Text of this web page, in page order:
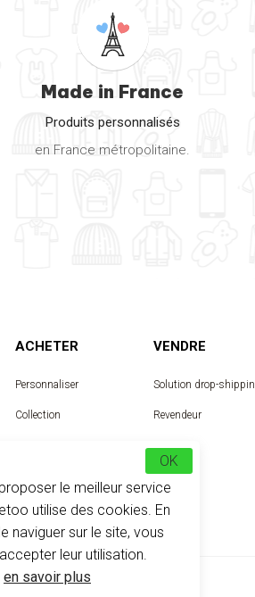
Made in France
Produits personnalisés
en France métropolitaine.
ACHETER
Personnaliser
Collection
VENDRE
Solution drop-
Revendeur
Designer
le meilleur service
utilise des cookies. En
naviguer sur le site, vous
leur utilisation.
en savoir plus
OK